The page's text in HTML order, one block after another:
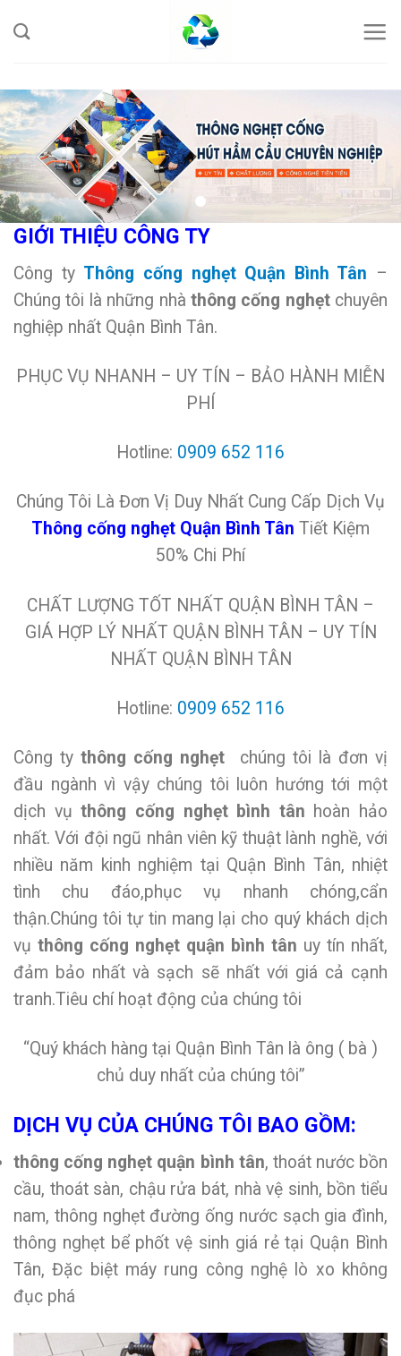
to
GIỚI THIỆU CÔNG TY
Công ty Thông cống nghẹt Quận Bình Tân –
Chúng tôi là những nhà thông cống nghẹtchuyên
nghiệp nhất Quận Bình Tân.
PHỤC VỤ NHANH – UY TÍN – BẢO HÀNH MIỄN
PHÍ
Hotline: 0909 652 116
Chúng Tôi Là Đơn Vị Duy Nhất Cung Cấp Dịch Vụ
Thông cống nghẹt Quận Bình Tân Tiết Kiệm
50% Chi Phí
CHẤT LƯỢNG TỐT NHẤT QUẬN BÌNH TÂN –
GIÁ HỢP LÝ NHẤT QUẬN BÌNH TÂN – UY TÍN
NHẤT QUẬN BÌNH TÂN
Hotline: 0909 652 116
Công tythông cống nghẹt chúng tôi là đơn vị
đầu ngành vì vậy chúng tôi luôn hướng tới một
dịch vụthông cống nghẹt bình tân hoàn hảo
nhất. Với đội ngũ nhân viên kỹ thuật lành nghề, với
nhiều năm kinh nghiệm tại Quận Bình Tân, nhiệt
tình chu đáo,phục vụ nhanh chóng,cẩn
thận.Chúng tôi tự tin mang lại cho quý khách dịch
vụ thông cống nghẹt quận bình tân uy tín nhất,
đảm bảo nhất và sạch sẽ nhất với giá cả cạnh
tranh.Tiêu chí hoạt động của chúng tôi
“Quý khách hàng tại Quận Bình Tân là ông ( bà )
chủ duy nhất của chúng tôi”
DỊCH VỤ CỦA CHÚNG TÔI BAO GỒM:
thông cống nghẹt quận bình tân, thoát nước bồn
cầu, thoát sàn, chậu rửa bát, nhà vệ sinh, bồn tiểu
nam, thông nghẹt đường ống nước sạch gia đình,
thông nghẹt bể phốt vệ sinh giá rẻ tại Quận Bình
Tân, Đặc biệt máy rung công nghệ lò xo không
đục phá